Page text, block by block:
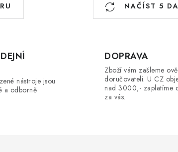
NAČÍST 5
nástroje jsou
a odborně
DOPRAVA
Zboží vám zašleme
doručovateli. U CZ
nad 3000,- zaplatíme
za vás.